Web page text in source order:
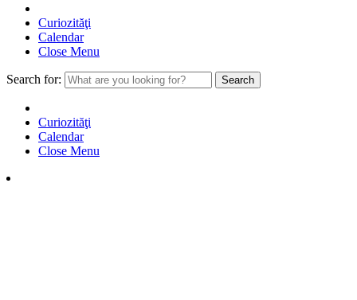
Curiozităţi
Calendar
Close Menu
Search for:
Curiozităţi
Calendar
Close Menu